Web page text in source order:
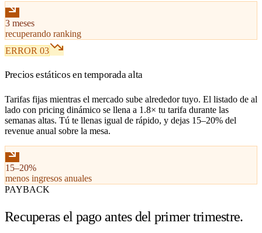
3 meses
recuperando ranking
ERROR 03
Precios estáticos en temporada alta
Tarifas fijas mientras el mercado sube alrededor tuyo. El listado de al
lado con pricing dinámico se llena a 1.8× tu tarifa durante las
semanas altas. Tú te llenas igual de rápido, y dejas 15–20% del
revenue anual sobre la mesa.
15–20%
menos ingresos anuales
PAYBACK
Recuperas el pago antes del primer trimestre.